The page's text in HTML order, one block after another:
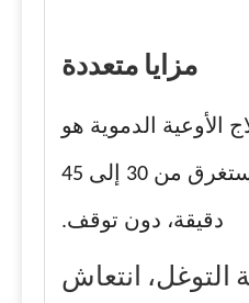
مزايا متعددة
الأوعية الدموية هو
إجراء علاجي يستغرق من 30 إلى 45
دقيقة، دون توقف.
التوغل، انتعاش